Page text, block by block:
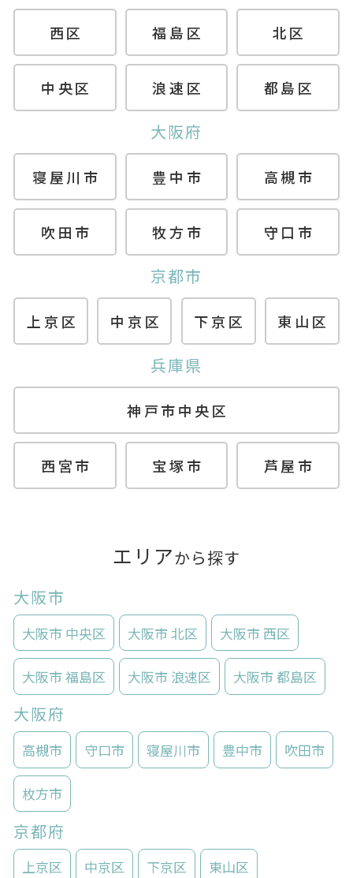
西区 福島区 北区
中央区 浪速区 都島区
大阪府
寝屋川市 豊中市 高槻市
吹田市 牧方市 守口市
京都市
上京区 中京区 下京区 東山区
兵庫県
神戸市中央区
西宮市 宝塚市 芦屋市
エリアから探す
大阪市
大阪市 中央区 大阪市 北区 大阪市 西区
大阪市 福島区 大阪市 浪速区 大阪市 都島区
大阪府
高槻市 守口市 寝屋川市 豊中市 吹田市
枚方市
京都府
上京区 中京区 下京区 東山区